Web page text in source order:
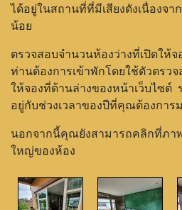
ได้อยู่ในสถานที่ที่มีเสียงดังเนื่องจา
น้อย
ตรวจสอบจํานวนห้องว่างที่เปิดให้
ท่านต้องการเข้าพักโดยใช้ตัวตรว
ให้จองที่ด้านล่างของหน้าเว็บไซต์
อยู่กับช่วงเวลาของปีที่คุณต้องการ
นอกจากนี้คุณยังสามารถคลิกที่ภา
ใหญ่ของห้อง